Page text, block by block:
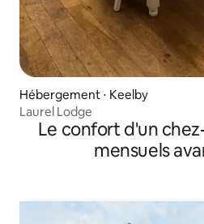
Hébergement ⋅ Keelby
Laurel Lodge
Le confort d'un
mensuels